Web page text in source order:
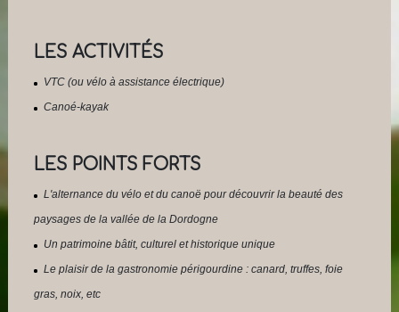
LES ACTIVITÉS
VTC (ou vélo à assistance électrique)
Canoé-kayak
LES POINTS FORTS
L'alternance du vélo et du canoë pour découvrir la beauté des
paysages de la vallée de la Dordogne
Un patrimoine bâtit, culturel et historique unique
Le plaisir de la gastronomie périgourdine : canard, truffes, foie
gras, noix, etc